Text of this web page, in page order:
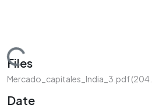
Loading...
Files
Mercado_capitales_India_3.pdf
Date